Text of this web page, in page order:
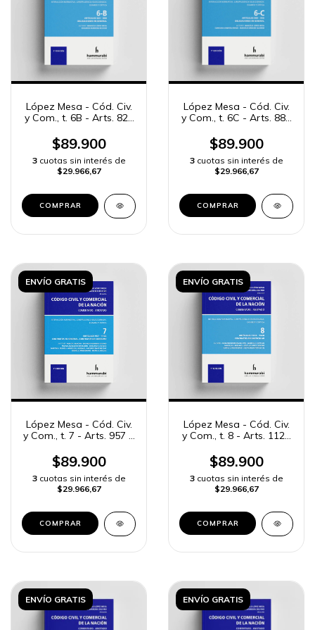
López Mesa - Cód. Civ.
y Com., t. 6B - Arts. 825
$89.900
3 cuotas sin interés de
$29.966,67
COMPRAR
López Mesa - Cód. Civ.
y Com., t. 6C - Arts. 889
$89.900
3 cuotas sin interés de
$29.966,67
COMPRAR
ENVÍO GRATIS
López Mesa - Cód. Civ.
y Com., t. 7 - Arts. 957 a
$89.900
3 cuotas sin interés de
$29.966,67
COMPRAR
ENVÍO GRATIS
López Mesa - Cód. Civ.
y Com., t. 8 - Arts. 1123
$89.900
3 cuotas sin interés de
$29.966,67
COMPRAR
ENVÍO GRATIS ENVÍO GRATIS